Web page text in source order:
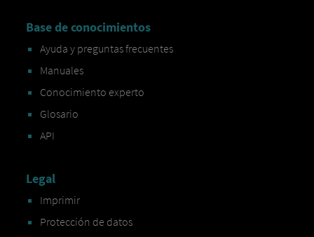
Base de conocimientos
Ayuda y preguntas frecuentes
Manuales
Conocimiento experto
Glosario
API
Legal
Imprimir
Protección de datos